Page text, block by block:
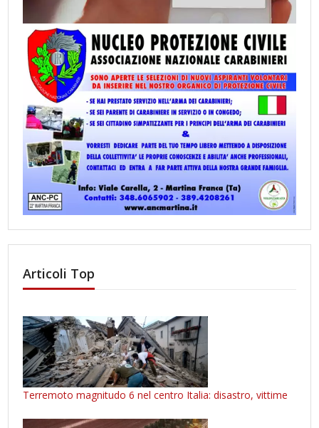
Articoli Top
Terremoto magnitudo 6 nel centro Italia: disastro, vittime